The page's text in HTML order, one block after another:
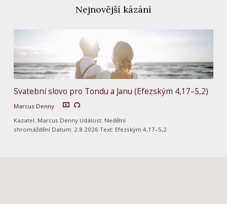
Nejnovější kázání
Svatební slovo pro Tondu a Janu (Efezským 4,17–5,2)
Marcus Denny
Kazatel: Marcus Denny Událost: Nedělní
shromáždění Datum: 2.8.2026 Text: Efezským 4,17–5,2